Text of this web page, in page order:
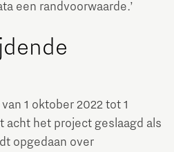
een randvoorwaarde.’
1 oktober 2022 tot 1
acht het project geslaagd als
opgedaan over